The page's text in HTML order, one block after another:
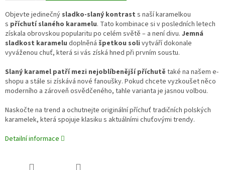
Objevte jedinečný sladko-slaný kontrast s naší karamelkou
s příchutí slaného karamelu. Tato kombinace si v posledních letech
získala obrovskou popularitu po celém světě – a není divu. Jemná
sladkost karamelu doplněná špetkou soli vytváří dokonale
vyváženou chuť, která si vás získá hned při prvním soustu.
Slaný karamel patří mezi nejoblíbenější příchutě také na našem e-
shopu a stále si získává nové fanoušky. Pokud chcete vyzkoušet něco
moderního a zároveň osvědčeného, tahle varianta je jasnou volbou.
Naskočte na trend a ochutnejte originální příchuť tradičních polských
karamelek, která spojuje klasiku s aktuálními chuťovými trendy.
Detailní informace